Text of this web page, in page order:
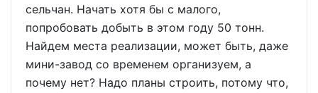
сельчан. Начать хотя бы с малого,
попробовать добыть в этом году 50 тонн.
Найдем места реализации, может быть, даже
мини-завод со временем организуем, а
почему нет? Надо планы строить, потому что,